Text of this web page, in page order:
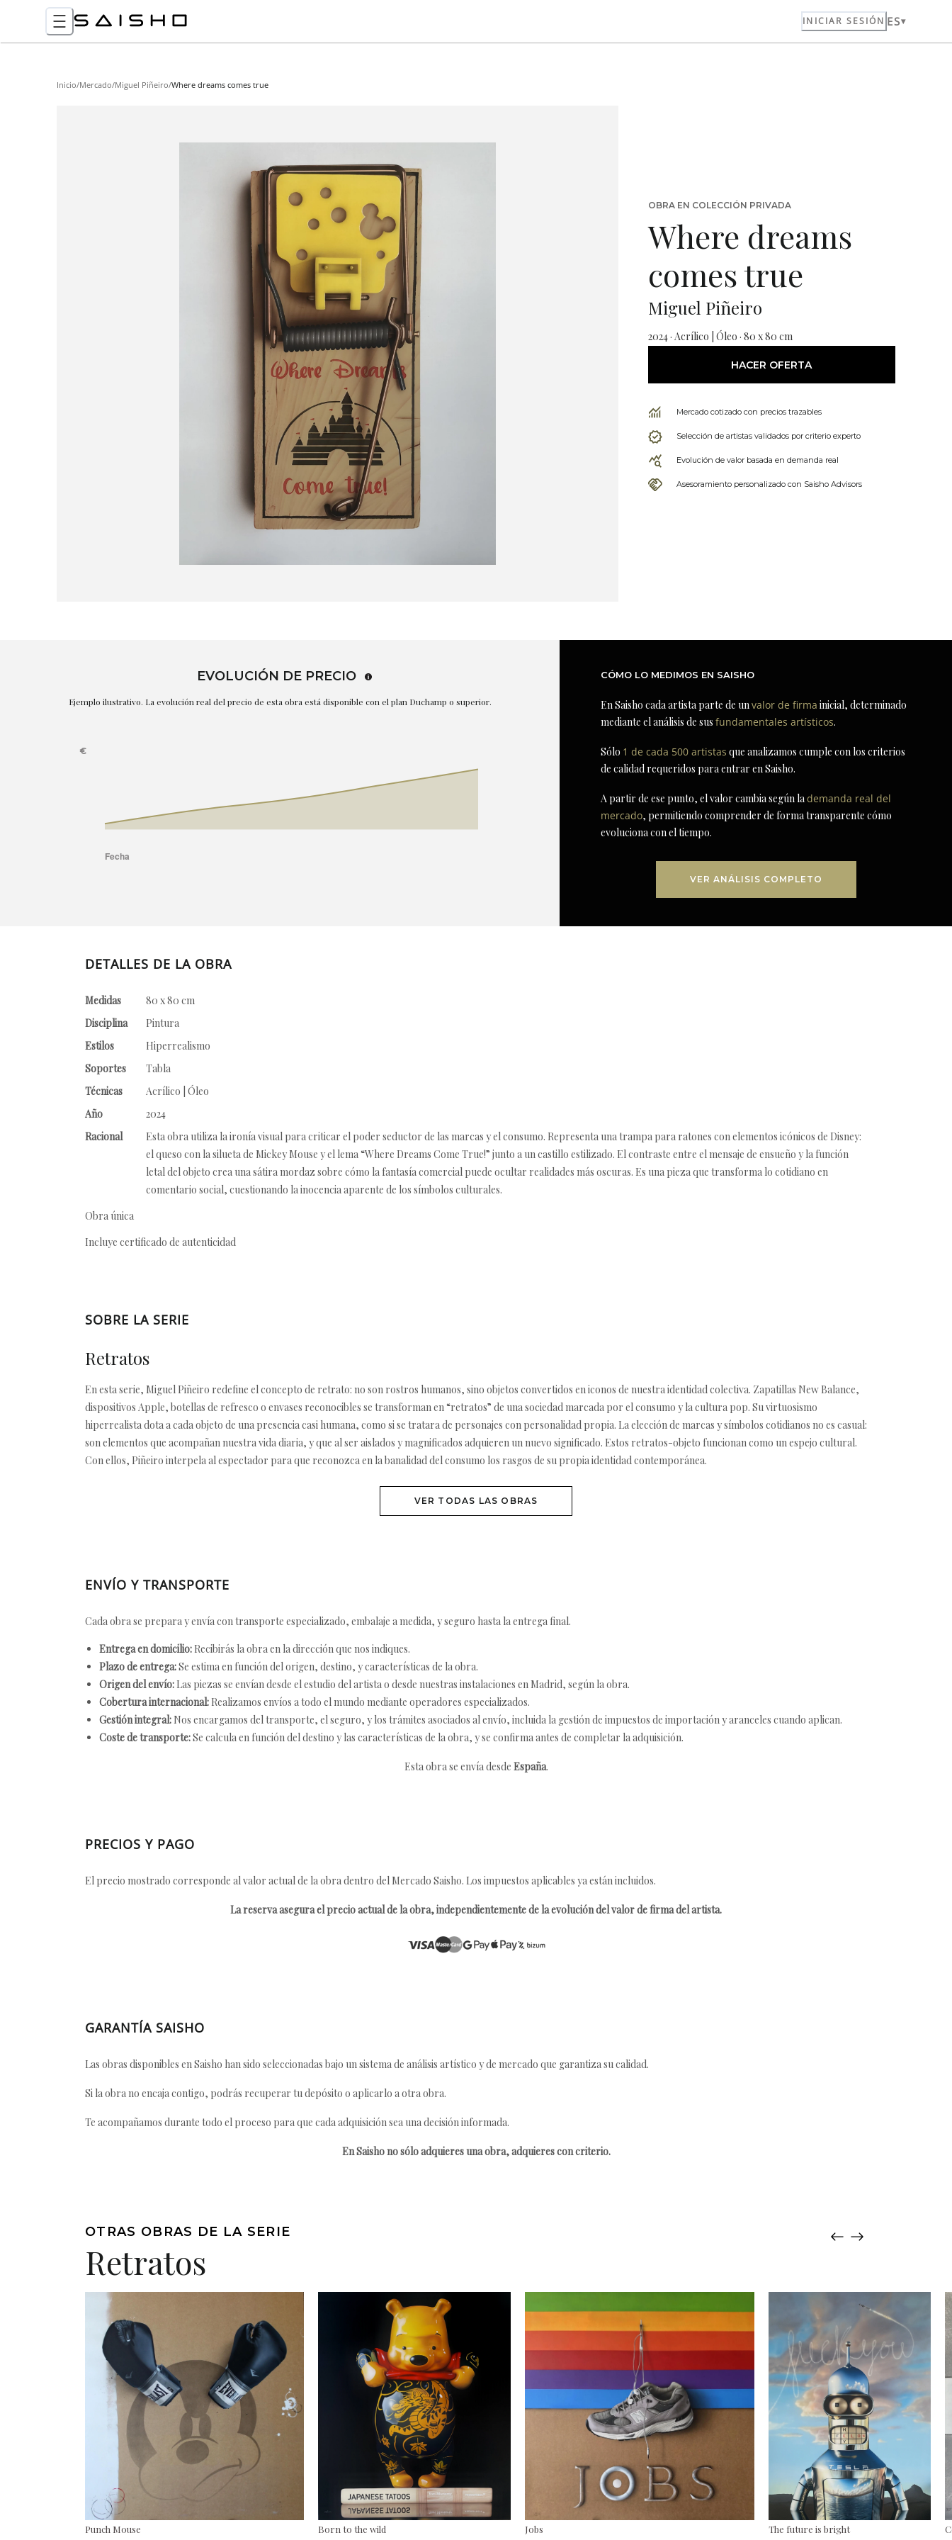
INICIAR SESIÓN ES
Inicio/Mercado/Miguel Piñeiro/Where dreams comes true
OBRA EN COLECCIÓN PRIVADA
Where dreams
comes true
Miguel Piñeiro
2024 · Acrílico | Óleo · 80 x 80 cm
HACER OFERTA
Mercado cotizado con precios trazables
Selección de artistas validados por criterio experto
Evolución de valor basada en demanda real
Asesoramiento personalizado con Saisho Advisors
EVOLUCIÓN DE PRECIO
Ejemplo ilustrativo. La evolución real del precio de esta obra está disponible con el plan Duchamp o superior.
CÓMO LO MEDIMOS EN SAISHO
En Saisho cada artista parte de unvalor de firma inicial, determinado
mediante el análisis de susfundamentales artísticos.
Sólo 1 de cada 500 artistas que analizamos cumple con los criterios
de calidad requeridos para entrar en Saisho.
A partir de ese punto, el valor cambia según lademanda real del
mercado, permitiendo comprender de forma transparente cómo
evoluciona con el tiempo.
VER ANÁLISIS COMPLETO
DETALLES DE LA OBRA
Medidas
80 x 80 cm
Disciplina
Pintura
Estilos
Hiperrealismo
Soportes
Tabla
Técnicas
Acrílico | Óleo
Año
2024
Racional
Esta obra utiliza la ironía visual para criticar el poder seductor de las marcas y el consumo. Representa una trampa para ratones con elementos icónicos de Disney:
el queso con la silueta de Mickey Mouse y el lema “Where Dreams Come True!” junto a un castillo estilizado. El contraste entre el mensaje de ensueño y la función
letal del objeto crea una sátira mordaz sobre cómo la fantasía comercial puede ocultar realidades más oscuras. Es una pieza que transforma lo cotidiano en
comentario social, cuestionando la inocencia aparente de los símbolos culturales.
Obra única
Incluye certificado de autenticidad
SOBRE LA SERIE
Retratos
En esta serie, Miguel Piñeiro redefine el concepto de retrato: no son rostros humanos, sino objetos convertidos en iconos de nuestra identidad colectiva. Zapatillas New Balance,
dispositivos Apple, botellas de refresco o envases reconocibles se transforman en “retratos” de una sociedad marcada por el consumo y la cultura pop. Su virtuosismo
hiperrealista dota a cada objeto de una presencia casi humana, como si se tratara de personajes con personalidad propia. La elección de marcas y símbolos cotidianos no es casual:
son elementos que acompañan nuestra vida diaria, y que al ser aislados y magnificados adquieren un nuevo significado. Estos retratos-objeto funcionan como un espejo cultural.
Con ellos, Piñeiro interpela al espectador para que reconozca en la banalidad del consumo los rasgos de su propia identidad contemporánea.
VER TODAS LAS OBRAS
ENVÍO Y TRANSPORTE
Cada obra se prepara y envía con transporte especializado, embalaje a medida, y seguro hasta la entrega final.
Entrega en domicilio: Recibirás la obra en la dirección que nos indiques.
Plazo de entrega:Se estima en función del origen, destino, y características de la obra.
Origen del envío: Las piezas se envían desde el estudio del artista o desde nuestras instalaciones en Madrid, según la obra.
Cobertura internacional: Realizamos envíos a todo el mundo mediante operadores especializados.
Gestión integral: Nos encargamos del transporte, el seguro, y los trámites asociados al envío, incluida la gestión de impuestos de importación y aranceles cuando aplican.
Coste de transporte:Se calcula en función del destino y las características de la obra, y se confirma antes de completar la adquisición.
Esta obra se envía desde España.
PRECIOS Y PAGO
El precio mostrado corresponde al valor actual de la obra dentro del Mercado Saisho. Los impuestos aplicables ya están incluidos.
La reserva asegura el precio actual de la obra, independientemente de la evolución del valor de firma del artista.
GARANTÍA SAISHO
Las obras disponibles en Saisho han sido seleccionadas bajo un sistema de análisis artístico y de mercado que garantiza su calidad.
Si la obra no encaja contigo, podrás recuperar tu depósito o aplicarlo a otra obra.
Te acompañamos durante todo el proceso para que cada adquisición sea una decisión informada.
En Saisho no sólo adquieres una obra, adquieres con criterio.
OTRAS OBRAS DE LA SERIE
Retratos
Punch Mouse Born to the wild Jobs The future is bright